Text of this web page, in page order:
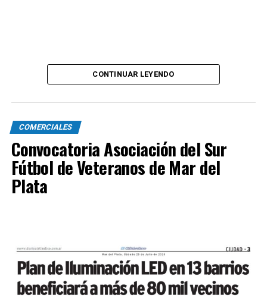
CONTINUAR LEYENDO
COMERCIALES
Convocatoria Asociación del Sur
Fútbol de Veteranos de Mar del
Plata